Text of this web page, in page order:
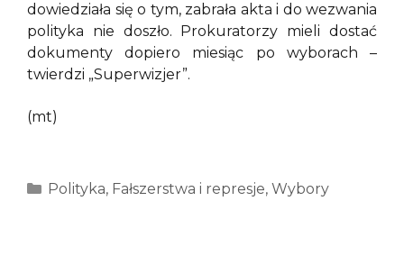
dowiedziała się o tym, zabrała akta i do wezwania
polityka nie doszło. Prokuratorzy mieli dostać
dokumenty dopiero miesiąc po wyborach –
twierdzi „Superwizjer”.
(mt)
Kategorie
Polityka, Fałszerstwa i represje, Wybory